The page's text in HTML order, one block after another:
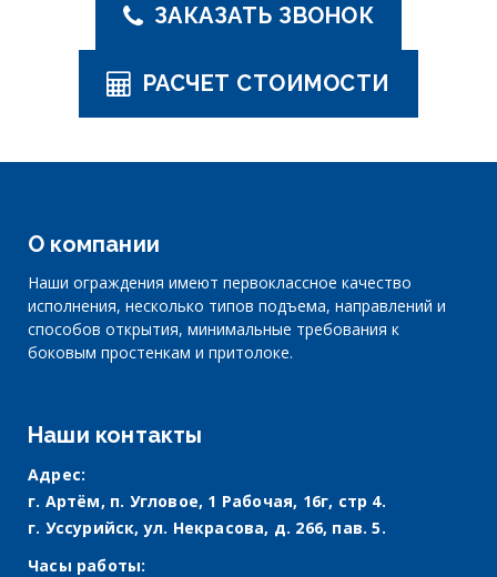
ЗАКАЗАТЬ ЗВОНОК
РАСЧЕТ СТОИМОСТИ
О компании
Наши ограждения имеют первоклассное качество
исполнения, несколько типов подъема, направлений и
способов открытия, минимальные требования к
боковым простенкам и притолоке.
Наши контакты
Адрес:
г. Артём, п. Угловое, 1 Рабочая, 16г, стр 4.
г. Уссурийск, ул. Некрасова, д. 266, пав. 5.
Часы работы: